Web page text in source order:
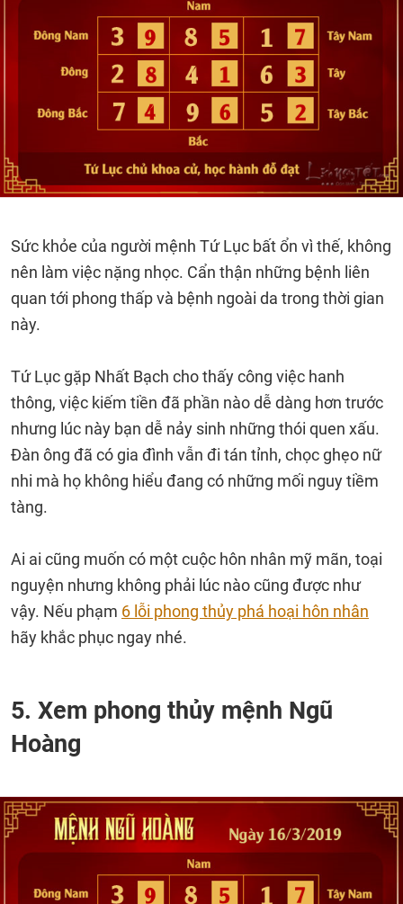
Sức khỏe của người mệnh Tứ Lục bất ổn vì thế, không
nên làm việc nặng nhọc. Cẩn thận những bệnh liên
quan tới phong thấp và bệnh ngoài da trong thời gian
này.
Tứ Lục gặp Nhất Bạch cho thấy công việc hanh
thông, việc kiếm tiền đã phần nào dễ dàng hơn trước
nhưng lúc này bạn dễ nảy sinh những thói quen xấu.
Đàn ông đã có gia đình vẫn đi tán tỉnh, chọc ghẹo nữ
nhi mà họ không hiểu đang có những mối nguy tiềm
tàng.
Ai ai cũng muốn có một cuộc hôn nhân mỹ mãn, toại
nguyện nhưng không phải lúc nào cũng được như
vậy. Nếu phạm 6 lỗi phong thủy phá hoại hôn nhân
hãy khắc phục ngay nhé.
5. Xem phong thủy mệnh Ngũ
Hoàng